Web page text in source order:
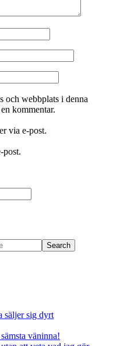
och webbplats i denna
kommentar.
via e-post.
post.
säljer sig dyrt
väninna!